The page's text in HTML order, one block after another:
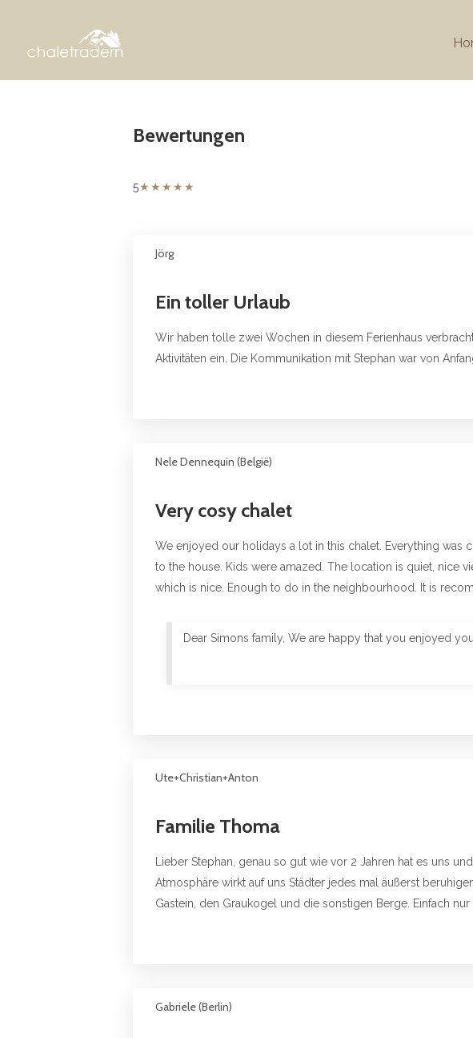
Bewertungen
5★ ★ ★ ★ ★
Jörg
Ein toller Urlaub
Wir haben tolle zwei Wochen in diesem Ferienhaus
Aktivitäten ein. Die Kommunikation mit Stephan war von
Nele Dennequin (België)
Very cosy chalet
We enjoyed our holidays a lot in this chalet. Everything
to the house. Kids were amazed. The location is quiet, nice
which is nice. Enough to do in the neighbourhood. It is
Dear Simons family, We are happy that you enjoyed
Ute+Christian+Anton
Familie Thoma
Lieber Stephan, genau so gut wie vor 2 Jahren hat es uns
Atmosphäre wirkt auf uns Städter jedes mal äußerst
Gastein, den Graukogel und die sonstigen Berge. Einfach nur
Gabriele (Berlin)